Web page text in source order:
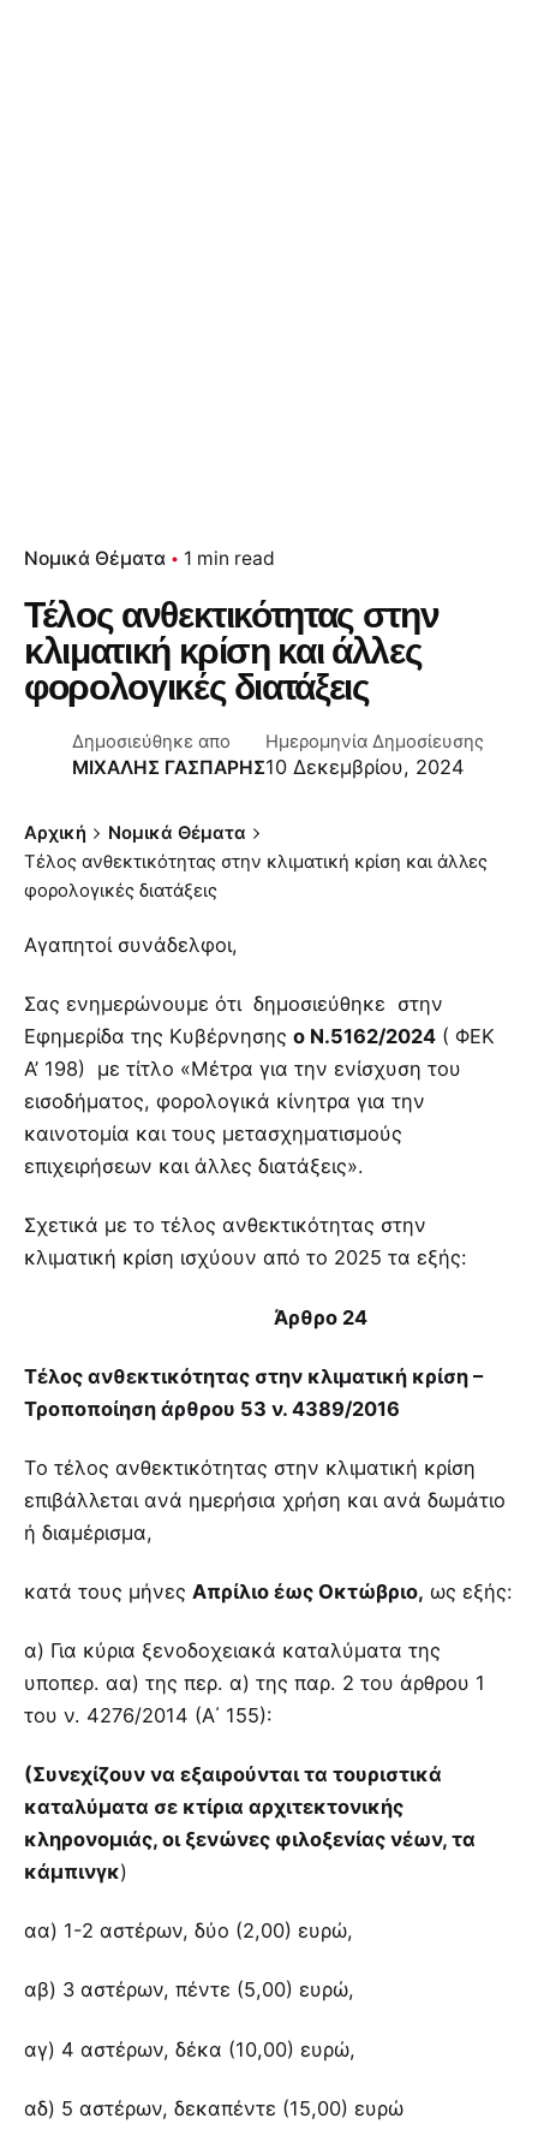
Νομικά Θέματα 1 min read
Τέλος ανθεκτικότητας στην
κλιματική κρίση και άλλες
φορολογικές διατάξεις
Δημοσιεύθηκε απο
ΜΙΧΑΛΗΣ ΓΑΣΠΑΡΗΣ
Ημερομηνία Δημοσίευσης
10 Δεκεμβρίου, 2024
Αρχική
Νομικά Θέματα
Τέλος ανθεκτικότητας στην κλιματική κρίση και άλλες
φορολογικές διατάξεις
Αγαπητοί συνάδελφοι,
Σας ενημερώνουμε ότι δημοσιεύθηκε στην
Εφημερίδα της Κυβέρνησης ο Ν.5162/2024 ( ΦΕΚ
Α’ 198) με τίτλο «Μέτρα για την ενίσχυση του
εισοδήματος, φορολογικά κίνητρα για την
καινοτομία και τους μετασχηματισμούς
επιχειρήσεων και άλλες διατάξεις».
Σχετικά με το τέλος ανθεκτικότητας στην
κλιματική κρίση ισχύουν από το 2025 τα εξής:
Άρθρο 24
Τέλος ανθεκτικότητας στην κλιματική κρίση –
Τροποποίηση άρθρου 53 ν. 4389/2016
Το τέλος ανθεκτικότητας στην κλιματική κρίση
επιβάλλεται ανά ημερήσια χρήση και ανά δωμάτιο
ή διαμέρισμα,
κατά τους μήνες Απρίλιο έως Οκτώβριο, ως εξής:
α) Για κύρια ξενοδοχειακά καταλύματα της
υποπερ. αα) της περ. α) της παρ. 2 του άρθρου 1
του ν. 4276/2014 (Α΄ 155):
(Συνεχίζουν να εξαιρούνται τα τουριστικά
καταλύματα σε κτίρια αρχιτεκτονικής
κληρονομιάς, οι ξενώνες φιλοξενίας νέων, τα
κάμπινγκ)
αα) 1-2 αστέρων, δύο (2,00) ευρώ,
αβ) 3 αστέρων, πέντε (5,00) ευρώ,
αγ) 4 αστέρων, δέκα (10,00) ευρώ,
αδ) 5 αστέρων, δεκαπέντε (15,00) ευρώ